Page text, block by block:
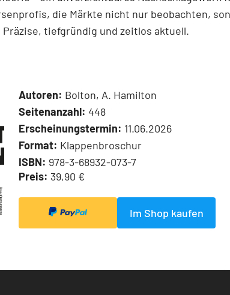
die Märkte nicht nur beobachten,
tiefgründig und zeitlos aktuell.
Autoren: Bolton, A. Hamilton
Seitenanzahl: 448
Erscheinungstermin: 11.06.2026
Format: Klappenbroschur
ISBN: 978-3-68932-073-7
Preis: 39,90 €
Im Shop kaufen